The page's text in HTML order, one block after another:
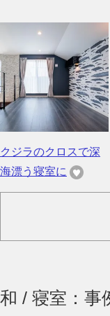
クジラのクロスで深
海漂う寝室に
和 / 寝室：事